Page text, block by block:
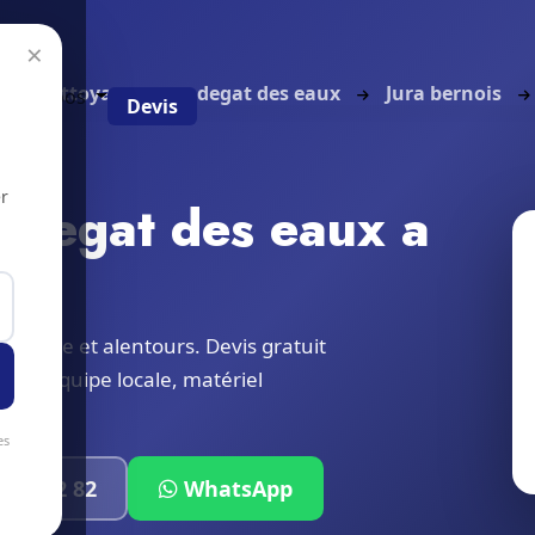
À propos Devis
Nettoyage apres degat des eaux Jura bernois
des eaux a
et alentours. Devis gratuit
Équipe locale, matériel
32 82 WhatsApp
×